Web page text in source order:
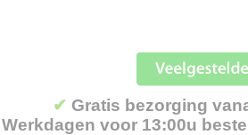
✔ Gratis bezorging
Werkdagen voor 13:00u